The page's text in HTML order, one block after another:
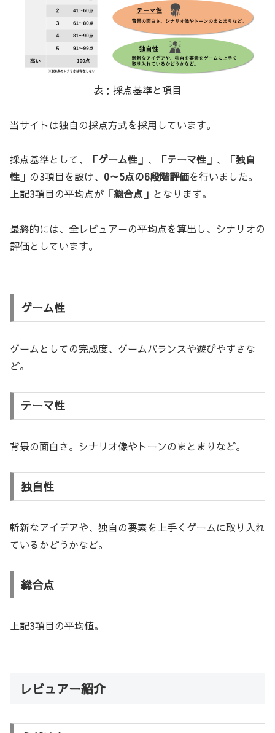
表：採点基準と項目
当サイトは独自の採点方式を採用しています。
採点基準として、 「ゲーム性」 、 「テーマ性」 、
「独自
性」 の3項目を設け、 0～5点の6段階評価を行いました。
上記3項目の平均点が 「総合点」 となります。
最終的には、全レビュアーの平均点を算出し、シナリオの
評価としています。
ゲーム性
ゲームとしての完成度、ゲームバランスや遊びやすさな
ど。
テーマ性
背景の面白さ。シナリオ像やトーンのまとまりなど。
独自性
斬新なアイデアや、独自の要素を上手くゲームに取り入れ
ているかどうかなど。
総合点
上記3項目の平均値。
レビュアー紹介